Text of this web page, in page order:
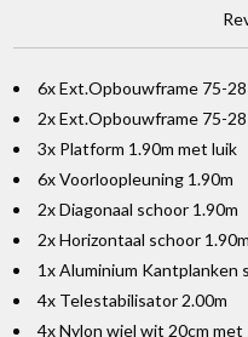
6x Ext.Opbouwframe 75-
2x Ext.Opbouwframe 75-
3x Platform 1.90m met luik
6x Voorloopleuning 1.90m
2x Diagonaal schoor 1.90m
2x Horizontaal schoor 1.90m
1x Aluminium Kantplanken
4x Telestabilisator 2.00m
4x Nylon wiel wit 20cm